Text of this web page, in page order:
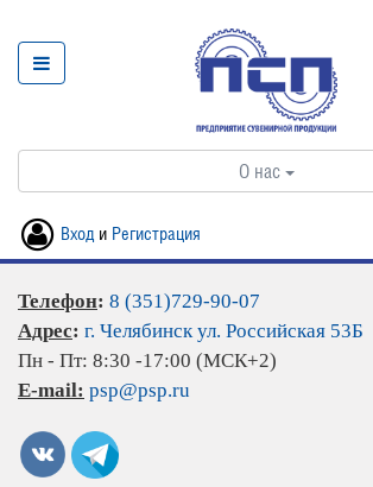
О нас
Вход и Регистрация
Телефон: 8 (351)729-90-07
Адрес: г. Челябинск ул. Российская 53Б
Пн - Пт: 8:30 -17:00 (МСК+2)
E-mail: psp@psp.ru